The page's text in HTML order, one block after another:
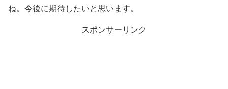
ね。今後に期待したいと思います。
スポンサーリンク